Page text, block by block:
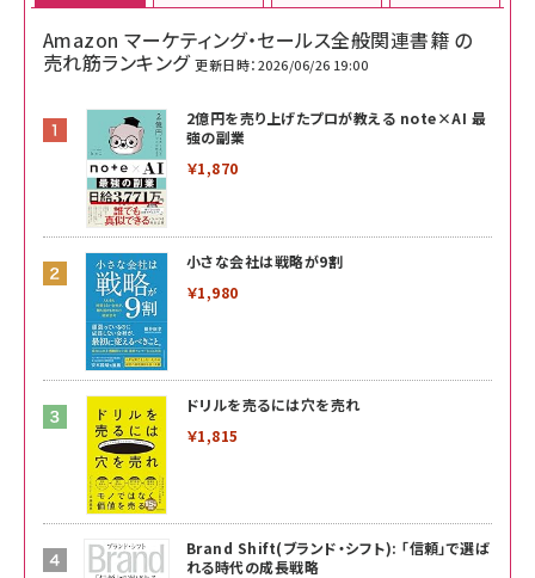
Amazon マーケティング・セールス全般関連書籍 の
売れ筋ランキング 更新日時：2026/06/26 19:00
2億円を売り上げたプロが教える note×AI 最
強の副業
￥1,870
小さな会社は戦略が9割
￥1,980
ドリルを売るには穴を売れ
￥1,815
Brand Shift(ブランド・シフト): 「信頼」で選ば
れる時代の成長戦略